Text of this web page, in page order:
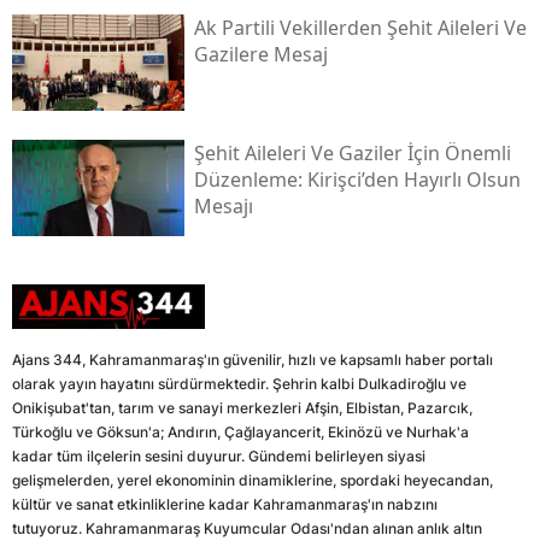
Ak Partili Vekillerden Şehit Aileleri Ve
Gazilere Mesaj
Şehit Aileleri Ve Gaziler İçin Önemli
Düzenleme: Kirişci’den Hayırlı Olsun
Mesajı
Ajans 344, Kahramanmaraş'ın güvenilir, hızlı ve kapsamlı haber portalı
olarak yayın hayatını sürdürmektedir. Şehrin kalbi Dulkadiroğlu ve
Onikişubat'tan, tarım ve sanayi merkezleri Afşin, Elbistan, Pazarcık,
Türkoğlu ve Göksun'a; Andırın, Çağlayancerit, Ekinözü ve Nurhak'a
kadar tüm ilçelerin sesini duyurur. Gündemi belirleyen siyasi
gelişmelerden, yerel ekonominin dinamiklerine, spordaki heyecandan,
kültür ve sanat etkinliklerine kadar Kahramanmaraş'ın nabzını
tutuyoruz. Kahramanmaraş Kuyumcular Odası'ndan alınan anlık altın